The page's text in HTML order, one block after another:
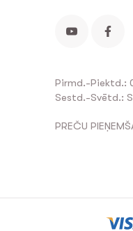
Pirmd.-Piektd.:
Sestd.-Svētd.:
PREČU